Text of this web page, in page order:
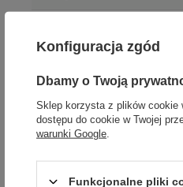
Seria
Gwarancja
Marka
Stan
Zgarnij
Konfiguracja zgód
Dbamy o Twoją
Sklep korzysta z plików cookie
dostępu do cookie w Twojej
warunki Google
Funkcjonalne pliki